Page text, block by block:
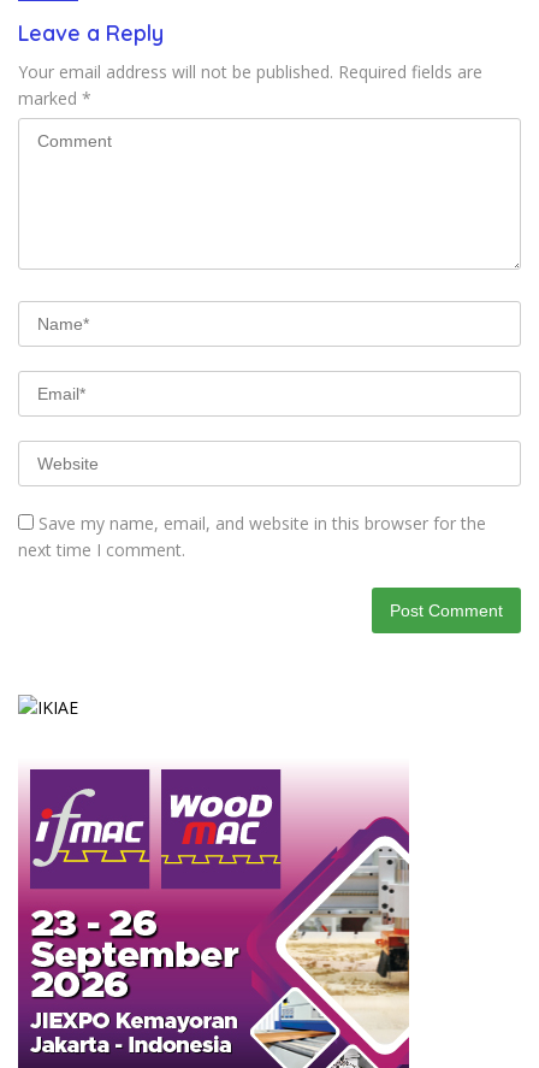
Leave a Reply
Your email address will not be published. Required fields are
marked *
Save my name, email, and website in this browser for the
next time I comment.